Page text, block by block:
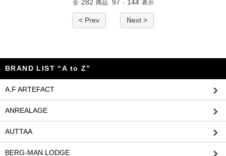
全 282 商品 97 - 144 表示
< Prev Next >
BRAND LIST “A to Z”
A.F ARTEFACT
ANREALAGE
AUTTAA
BERG-MAN LODGE